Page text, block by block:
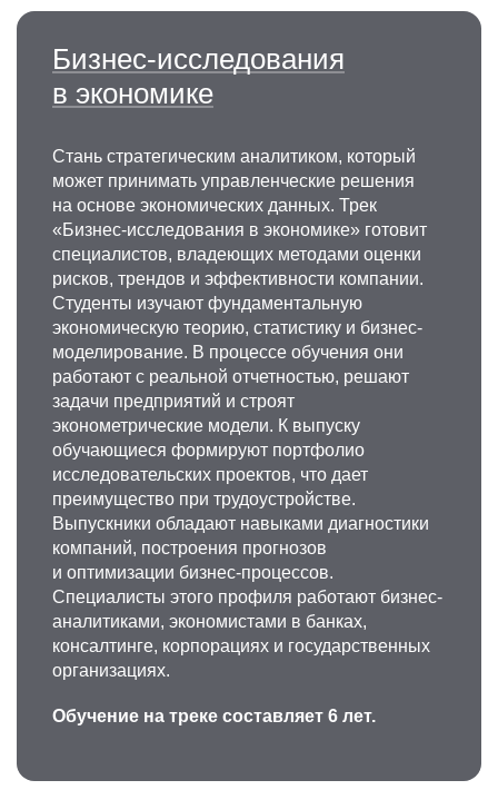
Бизнес-исследования
в экономике
Стань стратегическим аналитиком, который
может принимать управленческие решения
на основе экономических данных. Трек
«Бизнес-исследования в экономике» готовит
специалистов, владеющих методами оценки
рисков, трендов и эффективности компании.
Студенты изучают фундаментальную
экономическую теорию, статистику и бизнес-
моделирование. В процессе обучения они
работают с реальной отчетностью, решают
задачи предприятий и строят
эконометрические модели. К выпуску
обучающиеся формируют портфолио
исследовательских проектов, что дает
преимущество при трудоустройстве.
Выпускники обладают навыками диагностики
компаний, построения прогнозов
и оптимизации бизнес-процессов.
Специалисты этого профиля работают бизнес-
аналитиками, экономистами в банках,
консалтинге, корпорациях и государственных
организациях.
Обучение на треке составляет 6 лет.